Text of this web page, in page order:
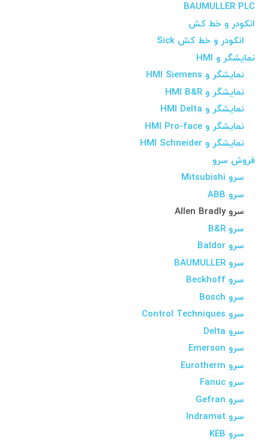
BAUMULLER PLC
انکودر و خط کش
انکودر و خط کش Sick
نمایشگر و HMI
نمایشگر و HMI Siemens
نمایشگر و HMI B&R
نمایشگر و HMI Delta
نمایشگر و HMI Pro-face
نمایشگر و HMI Schneider
فروش سرو
سرو Mitsubishi
سرو ABB
سرو Allen Bradly
سرو B&R
سرو Baldor
سرو BAUMULLER
سرو Beckhoff
سرو Bosch
سرو Control Techniques
سرو Delta
سرو Emerson
سرو Eurotherm
سرو Fanuc
سرو Gefran
سرو Indramat
سرو KEB